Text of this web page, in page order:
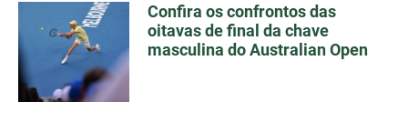
Confira os confrontos das
oitavas de final da chave
masculina do Australian Open